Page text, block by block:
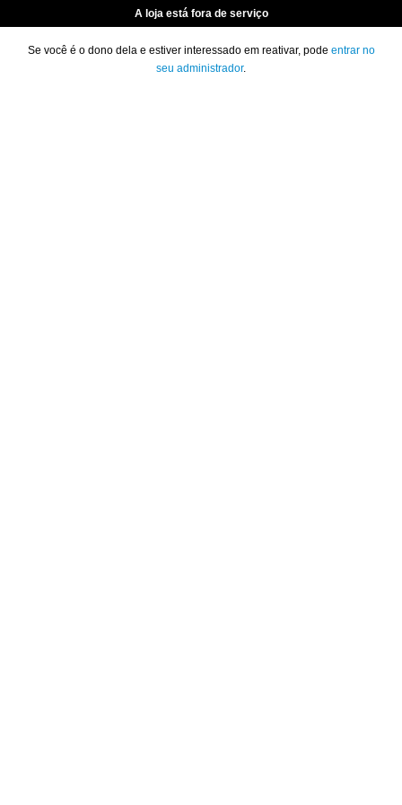
A loja está fora de serviço
Se você é o dono dela e estiver interessado em reativar, pode entrar no
seu administrador.